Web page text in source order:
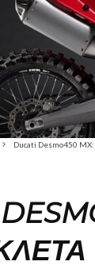
Ducati Desmo450 MX: